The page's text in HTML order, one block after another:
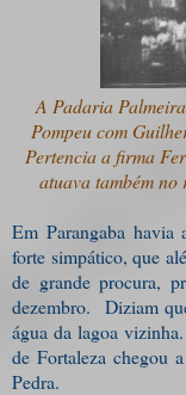
A Padaria
Pompeu com
Pertencia a firma
atuava também
Em Parangaba havia
forte simpático, que
de grande procura,
dezembro. Diziam
água da lagoa
de Fortaleza chegou
Pedra.